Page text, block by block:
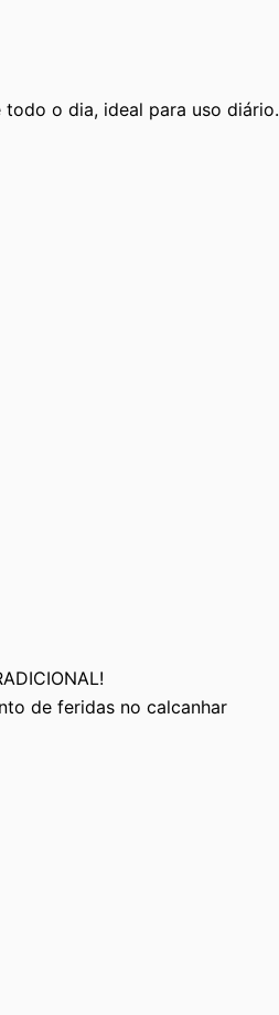
o dia, ideal para uso diário.
de feridas no calcanhar